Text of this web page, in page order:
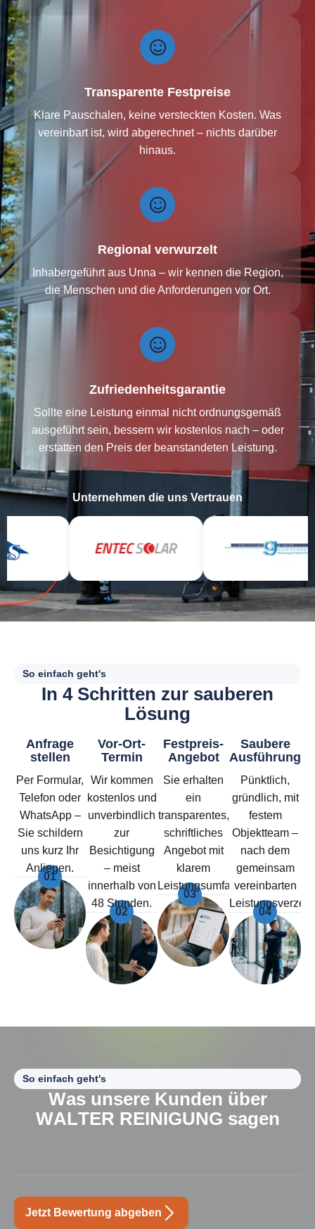
Transparente Festpreise
Klare Pauschalen, keine versteckten Kosten. Was
vereinbart ist, wird abgerechnet – nichts darüber
hinaus.
Regional verwurzelt
Inhabergeführt aus Unna – wir kennen die Region,
die Menschen und die Anforderungen vor Ort.
Zufriedenheitsgarantie
Sollte eine Leistung einmal nicht ordnungsgemäß
ausgeführt sein, bessern wir kostenlos nach – oder
erstatten den Preis der beanstandeten Leistung.
Unternehmen die uns Vertrauen
So einfach geht's
In 4 Schritten zur sauberen
Lösung
Anfrage
stellen
Per Formular,
Telefon oder
WhatsApp –
Sie schildern
uns kurz Ihr
Anliegen.
01
02
Vor-Ort-
Termin
Wir kommen
kostenlos und
unverbindlich
zur
Besichtigung
– meist
innerhalb von
48 Stunden.
Festpreis-
Angebot
Sie erhalten
ein
transparentes,
schriftliches
Angebot mit
klarem
Leistungsumfang.
03
04
Saubere
Ausführung
Pünktlich,
gründlich, mit
festem
Objektteam –
nach dem
gemeinsam
vereinbarten
So einfach geht's
Was unsere Kunden über
WALTER REINIGUNG sagen
Jetzt Bewertung abgeben